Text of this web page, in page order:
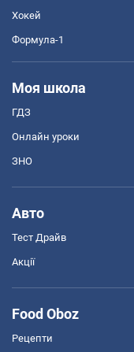
Хокей
Формула-1
Моя школа
ГДЗ
Онлайн уроки
ЗНО
Авто
Тест Драйв
Акції
Food Oboz
Рецепти